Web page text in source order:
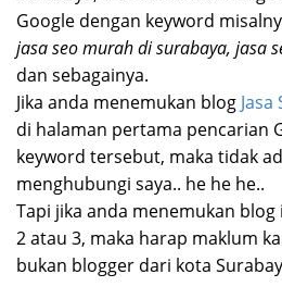
Google dengan keyword
jasa seo murah di surabaya, jasa
dan sebagainya.
Jika anda menemukan blog
di halaman pertama pencarian
keyword tersebut, maka tidak
menghubungi saya.. he he he..
Tapi jika anda menemukan
2 atau 3, maka harap maklum
bukan blogger dari kota